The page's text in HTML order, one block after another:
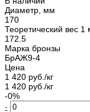
Диаметр, мм
170
Теоретический вес 1
172.5
Марка бронзы
БрАЖ9-4
Цена
1 420 руб./кг
1 420 руб./кг
-0%
-